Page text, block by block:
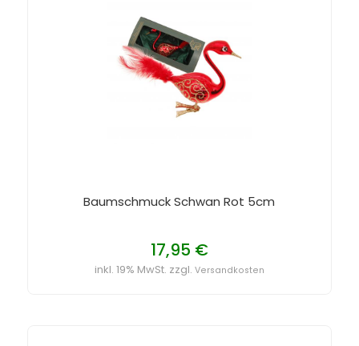
Baumschmuck Schwan Rot 5cm
17,95 €
inkl. 19% MwSt. zzgl. Versandkosten